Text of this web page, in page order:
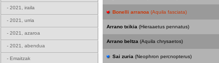
- 2021, iraila
- 2021, urria
- 2021, azaroa
- 2021, abendua
- Emaitzak
Bonelli arranoa (Aquila fasciata)
Arrano txikia (Hieraaetus pennatus)
Arrano beltza (Aquila chrysaetos)
Sai zuria (Neophron percnopterus)